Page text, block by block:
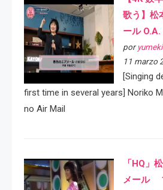
歌う】松
ール
por
11 marzo
[Singing
first time in several years] Noriko
no Air Mail
「HQ」
メール